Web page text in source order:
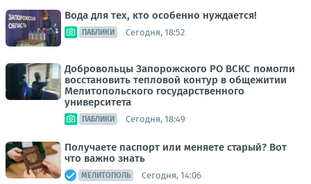
Вода для тех, кто особенно нуждается!
ПАБЛИКИ Сегодня, 18:52
Добровольцы Запорожского РО ВСКС помогли
восстановить тепловой контур в общежитии
Мелитопольского государственного
университета
ПАБЛИКИ Сегодня, 18:49
Получаете паспорт или меняете старый? Вот
что важно знать
МЕЛИТОПОЛЬ Сегодня, 14:06